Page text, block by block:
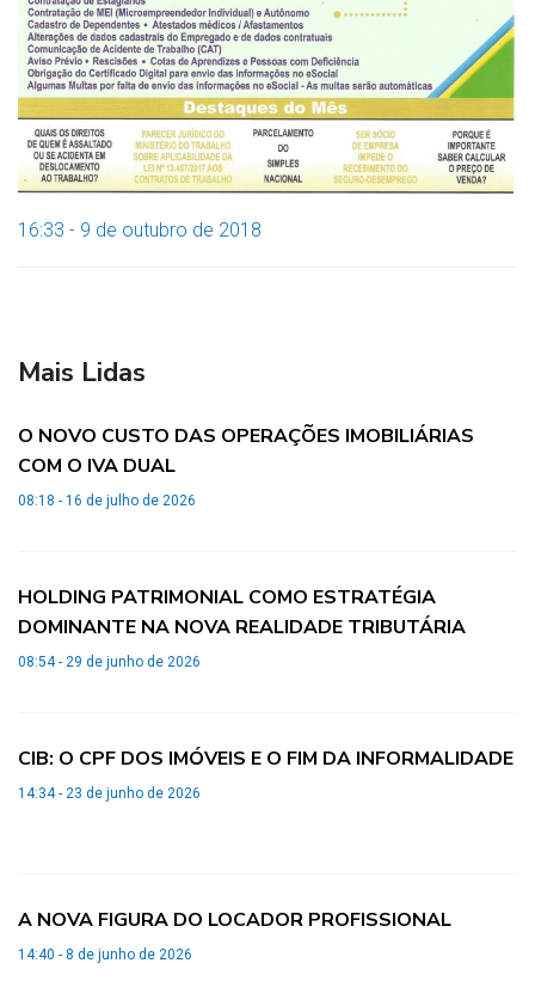
16:33 - 9 de outubro de 2018
Mais Lidas
O NOVO CUSTO DAS OPERAÇÕES IMOBILIÁRIAS
COM O IVA DUAL
08:18 - 16 de julho de 2026
HOLDING PATRIMONIAL COMO ESTRATÉGIA
DOMINANTE NA NOVA REALIDADE TRIBUTÁRIA
08:54 - 29 de junho de 2026
CIB: O CPF DOS IMÓVEIS E O FIM DA INFORMALIDADE
14:34 - 23 de junho de 2026
A NOVA FIGURA DO LOCADOR PROFISSIONAL
14:40 - 8 de junho de 2026